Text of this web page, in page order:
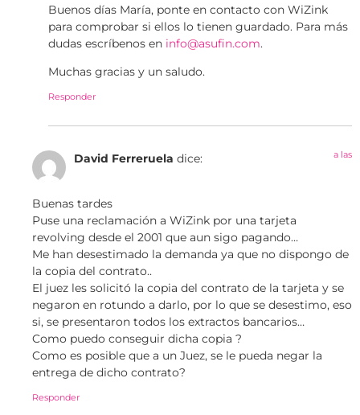
Buenos días María, ponte en contacto con WiZink
para comprobar si ellos lo tienen guardado. Para más
dudas escríbenos en info@asufin.com.
Muchas gracias y un saludo.
Responder
David Ferreruela dice: a las
Buenas tardes
Puse una reclamación a WiZink por una tarjeta
revolving desde el 2001 que aun sigo pagando…
Me han desestimado la demanda ya que no dispongo de
la copia del contrato..
El juez les solicitó la copia del contrato de la tarjeta y se
negaron en rotundo a darlo, por lo que se desestimo, eso
si, se presentaron todos los extractos bancarios…
Como puedo conseguir dicha copia ?
Como es posible que a un Juez, se le pueda negar la
entrega de dicho contrato?
Responder